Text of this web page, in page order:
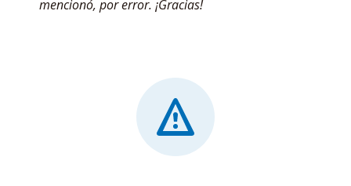
mencionó, por error. ¡Gracias!